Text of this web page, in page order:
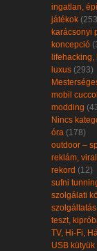
ingatlan,
játékok
karácsonyi
koncepció
luxus (293)
mobil
modding
Nincs
óra (178)
outdoor –
reklám,
rekord (12)
sufni
szolgálati
szolgáltatás
teszt,
TV, Hi-Fi,
USB kütyük